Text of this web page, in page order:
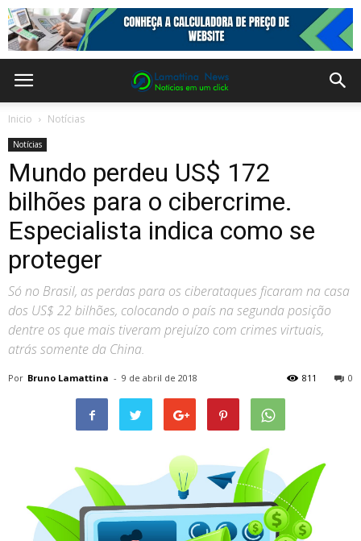
Inicio Notícias
Notícias
Mundo perdeu US$ 172
bilhões para o cibercrime.
Especialista indica como se
proteger
Só no Brasil, as perdas para os ciberataques ficaram na casa
dos US$ 22 bilhões, colocando o país na segunda posição
dentre os que mais tiveram prejuízo com crimes virtuais,
atrás somente da China.
Por Bruno Lamattina - 9 de abril de 2018 0
811